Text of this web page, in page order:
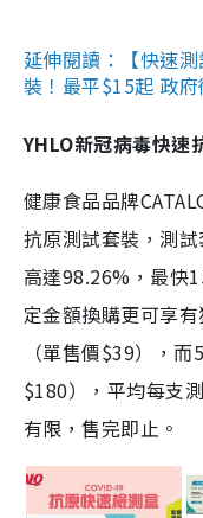
延伸閱讀：【快速
裝！最平$15起 政
YHLO新冠病毒快速
健康食品品牌
抗原測試套裝，測
高達98.26%，最快
定金額換購更可享
（單售價$39），
$180），平均每支
有限，售完即止。